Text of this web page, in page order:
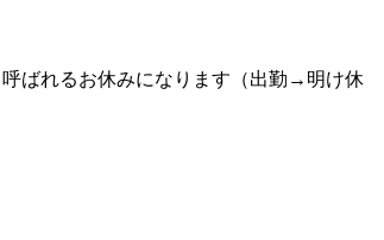
ばれるお休みになります（出勤→明け休